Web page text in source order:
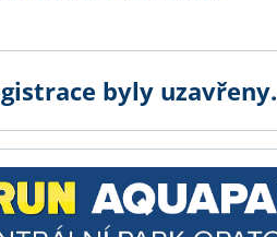
byly uzavřeny.